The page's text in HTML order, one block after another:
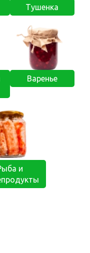
Тушенка
Варенье
и